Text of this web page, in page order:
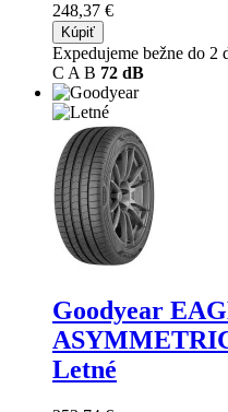
248,37 €
Kúpiť
Expedujeme bežne do 2
C A B 72 dB
Goodyear
Letné